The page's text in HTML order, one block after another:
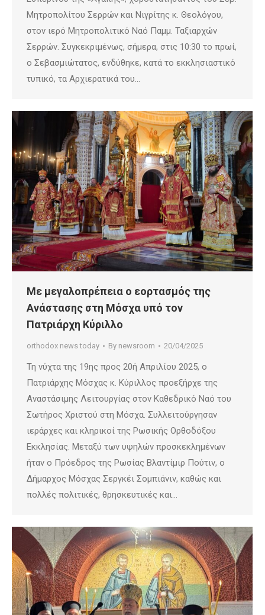
Μητροπολίτου Σερρών και Νιγρίτης κ. Θεολόγου,
στον ιερό Μητροπολιτικό Ναό Παμμ. Ταξιαρχών
Σερρών. Συγκεκριμένως, σήμερα, στις 10:30 το πρωί,
ο Σεβασμιώτατος, ενδύθηκε, κατά το εκκλησιαστικό
τυπικό, τα Αρχιερατικά του…
Με μεγαλοπρέπεια ο εορτασμός της
Ανάστασης στη Μόσχα υπό τον
Πατριάρχη Κύριλλο
orthodox news today By newsroom 20/04/2025
Τη νύχτα της 19ης προς 20ή Απριλίου 2025, ο
Πατριάρχης Μόσχας κ. Κύριλλος προεξήρχε της
Αναστάσιμης Λειτουργίας στον Καθεδρικό Ναό του
Σωτήρος Χριστού στη Μόσχα. Συλλειτούργησαν
ιεράρχες και κληρικοί της Ρωσικής Ορθοδόξου
Εκκλησίας. Μεταξύ των υψηλών προσκεκλημένων
ήταν ο Πρόεδρος της Ρωσίας Βλαντίμιρ Πούτιν, ο
Δήμαρχος Μόσχας Σεργκέι Σομπιάνιν, καθώς και
πολλές πολιτικές, θρησκευτικές και…